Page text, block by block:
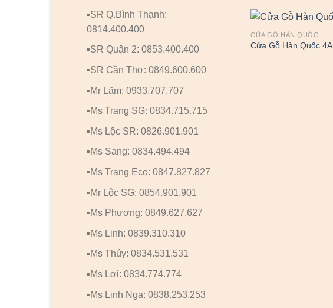
▪️SR Q.Bình Thạnh:
0814.400.400
▪️SR Quận 2: 0853.400.400
▪️SR Cần Thơ: 0849.600.600
▪️Mr Lãm: 0933.707.707
▪️Ms Trang SG: 0834.715.715
▪️Ms Lộc SR: 0826.901.901
▪️Ms Sang: 0834.494.494
▪️Ms Trang Eco: 0847.827.827
▪️Mr Lộc SG: 0854.901.901
▪️Ms Phượng: 0849.627.627
▪️Ms Linh: 0839.310.310
▪️Ms Thúy: 0834.531.531
▪️Ms Lợi: 0834.774.774
▪️Ms Linh Nga: 0838.253.253
CỬA GỖ HÀN QUỐC
Cửa Gỗ Hàn Quốc 4A
Cửa Gỗ Hàn Quốc 1PNC1 Cửa Gỗ Hàn Quốc 667